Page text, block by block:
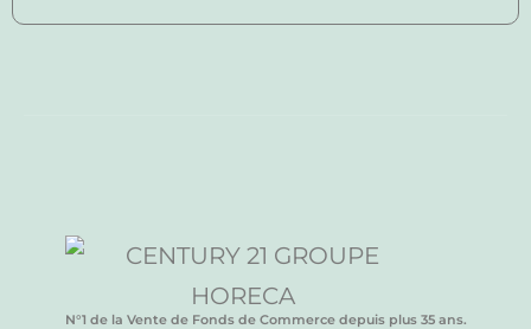
N°1 de la Vente de Fonds de Commerce depuis plus 35 ans.